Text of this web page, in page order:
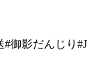
御影だんじり#J